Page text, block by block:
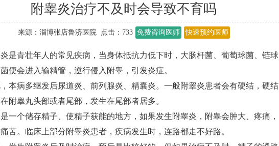
附睾炎治疗不及时会导致不育吗
来源：淄博张店鲁济医院 点击： 733 免费咨询医师 快速预约医师
青壮年人的常见疾病，当身体抵抗力低下时，大肠杆菌、葡萄球菌、链球
便会进入输精管，逆行侵入附睾，引发炎症。
病多继发后尿道炎、前列腺炎、精囊炎。一般附睾炎患者会有硬结，硬结
附睾丸头部或者尾部，发生在尾部者居多。
个储存精子、使精子获能的地方，如果发生附睾炎，附睾会肿大、疼痛，
苦。临床上部分附睾炎患者，疾病发生时，连路都走不好路。